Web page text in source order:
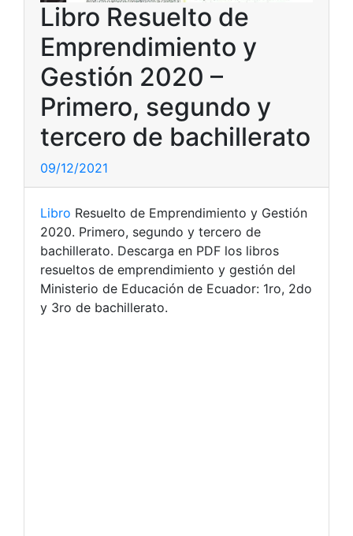
Libro Resuelto de
Emprendimiento y
Gestión 2020 –
Primero, segundo y
tercero de bachillerato
09/12/2021
Libro Resuelto de Emprendimiento y Gestión
2020. Primero, segundo y tercero de
bachillerato. Descarga en PDF los libros
resueltos de emprendimiento y gestión del
Ministerio de Educación de Ecuador: 1ro, 2do
y 3ro de bachillerato.